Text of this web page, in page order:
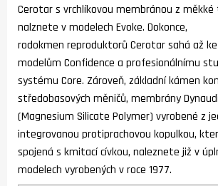
Cerotar s vrchlíkovou membránou z
nalznete v modelech Evoke. Dokonce,
rodokmen reproduktorů Cerotar sahá až
modelům Confidence a profesionálnímu
systému Core. Zároveň, základní kámen
středobasových měničů, membrány
(Magnesium Silicate Polymer) vyrobené z
integrovanou protiprachovou kopulkou,
spojená s kmitací cívkou, naleznete již v
modelech vyrobených v roce 1977.